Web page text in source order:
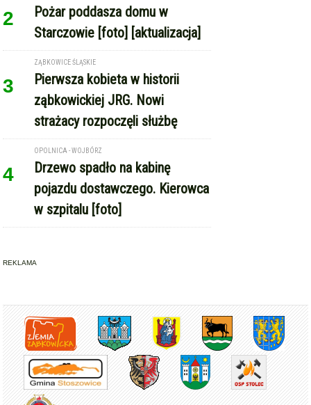
2
Pożar poddasza domu w
Starczowie [foto] [aktualizacja]
3
ZĄBKOWICE ŚLĄSKIE
Pierwsza kobieta w historii
ząbkowickiej JRG. Nowi
strażacy rozpoczęli służbę
4
OPOLNICA - WOJBÓRZ
Drzewo spadło na kabinę
pojazdu dostawczego. Kierowca
w szpitalu [foto]
REKLAMA